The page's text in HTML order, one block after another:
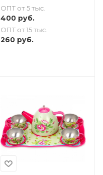
продажи
ОПТ от 5 тыс.
400руб.
ОПТ от 15 тыс.
260руб.